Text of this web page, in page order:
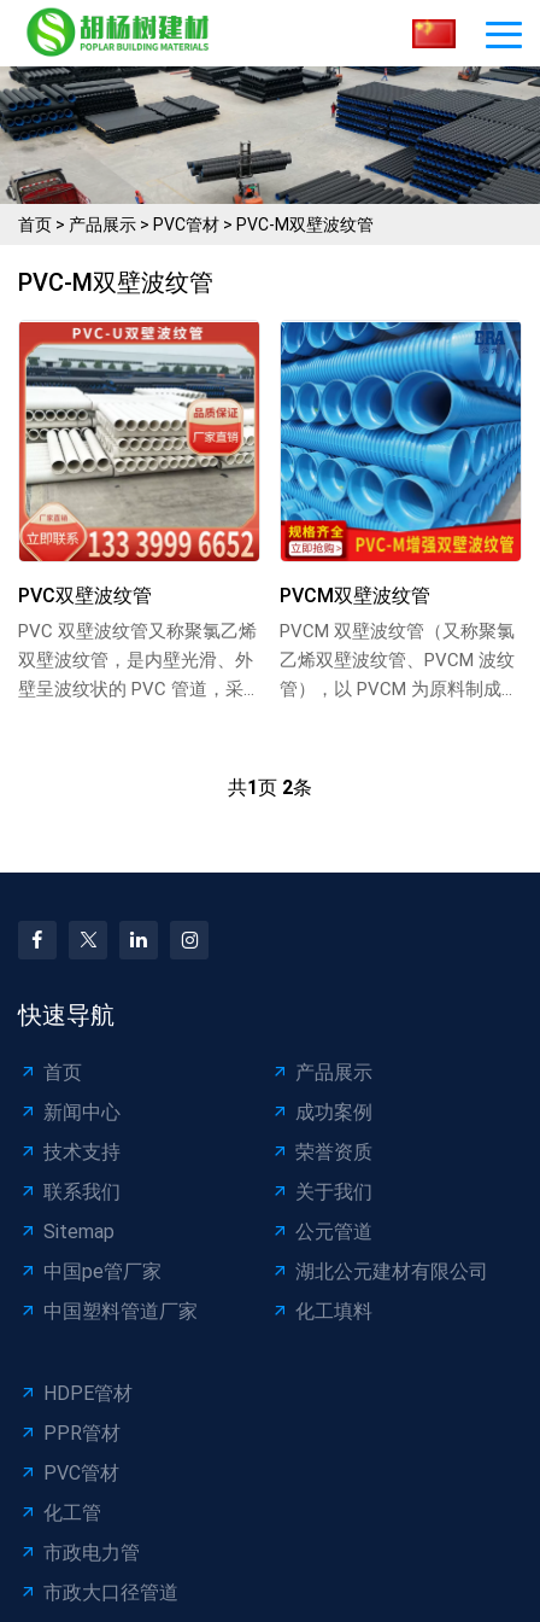
首页 > 产品展示 > PVC管材 > PVC-M双壁波纹管
PVC-M双壁波纹管
PVC双壁波纹管
PVC 双壁波纹管又称聚氯乙烯
双壁波纹管，是内壁光滑、外
壁呈波纹状的 PVC 管道，采
PVCM双壁波纹管
PVCM 双壁波纹管（又称聚氯
乙烯双壁波纹管、PVCM 波纹
管），以 PVCM 为原料制成，
共1页 2条
快速导航
首页
产品展示
新闻中心
成功案例
技术支持
荣誉资质
联系我们
关于我们
Sitemap
公元管道
中国pe管厂家
湖北公元建材有限公司
中国塑料管道厂家
化工填料
HDPE管材
PPR管材
PVC管材
化工管
市政电力管
市政大口径管道